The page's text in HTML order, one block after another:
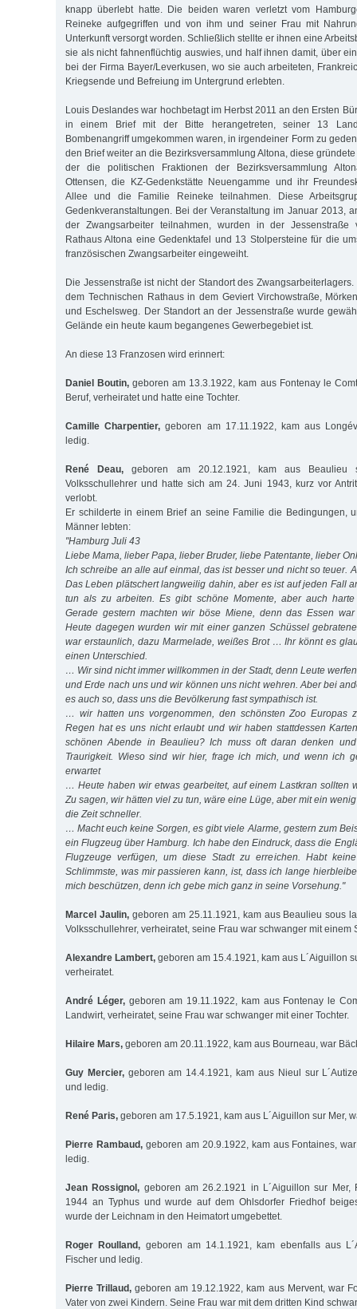
knapp überlebt hatte. Die beiden waren verletzt vom
Reineke aufgegriffen und von ihm und seiner Frau mit
Unterkunft versorgt worden. Schließlich stellte er ihnen eine
sie als nicht fahnenflüchtig auswies, und half ihnen damit, über
bei der Firma Bayer/Leverkusen, wo sie auch arbeiteten,
Kriegsende und Befreiung im Untergrund erlebten.
Louis Deslandes war hochbetagt im Herbst 2011 an den Ersten
in einem Brief mit der Bitte herangetreten, seiner 13
Bombenangriff umgekommen waren, in irgendeiner Form zu
den Brief weiter an die Bezirksversammlung Altona, diese
der die politischen Fraktionen der Bezirksversammlung
Ottensen, die KZ-Gedenkstätte Neuengamme und ihr
Allee und die Familie Reineke teilnahmen. Diese
Gedenkveranstaltungen. Bei der Veranstaltung im Januar 2013,
der Zwangsarbeiter teilnahmen, wurden in der Jessenstraße
Rathaus Altona eine Gedenktafel und 13 Stolpersteine für die
französischen Zwangsarbeiter eingeweiht.
Die Jessenstraße ist nicht der Standort des
dem Technischen Rathaus in dem Geviert Virchowstraße,
und Eschelsweg. Der Standort an der Jessenstraße wurde
Gelände ein heute kaum begangenes Gewerbegebiet ist.
An diese 13 Franzosen wird erinnert:
Daniel Boutin, geboren am 13.3.1922, kam aus Fontenay le
Beruf, verheiratet und hatte eine Tochter.
Camille Charpentier, geboren am 17.11.1922, kam aus
ledig.
René Deau, geboren am 20.12.1921, kam aus
Volksschullehrer und hatte sich am 24. Juni 1943, kurz vor
verlobt.
Er schilderte in einem Brief an seine Familie die Bedingungen,
Männer lebten:
"Hamburg Juli 43
Liebe Mama, lieber Papa, lieber Bruder, liebe Patentante, lieber
Ich schreibe an alle auf einmal, das ist besser und nicht so teuer.
Das Leben plätschert langweilig dahin, aber es ist auf jeden Fall
tun als zu arbeiten. Es gibt schöne Momente, aber auch harte
Gerade gestern machten wir böse Miene, denn das Essen
Heute dagegen wurden wir mit einer ganzen Schüssel
war erstaunlich, dazu Marmelade, weißes Brot … Ihr könnt es
einen Unterschied.
… Wir sind nicht immer willkommen in der Stadt, denn Leute
und Erde nach uns und wir können uns nicht wehren. Aber bei
es auch so, dass uns die Bevölkerung fast sympathisch ist.
… wir hatten uns vorgenommen, den schönsten Zoo Europas
Regen hat es uns nicht erlaubt und wir haben stattdessen
schönen Abende in Beaulieu? Ich muss oft daran denken
Traurigkeit. Wieso sind wir hier, frage ich mich, und wenn ich
erwartet
… Heute haben wir etwas gearbeitet, auf einem Lastkran sollten
Zu sagen, wir hätten viel zu tun, wäre eine Lüge, aber mit ein
die Zeit schneller.
… Macht euch keine Sorgen, es gibt viele Alarme, gestern zum
ein Flugzeug über Hamburg. Ich habe den Eindruck, dass die
Flugzeuge verfügen, um diese Stadt zu erreichen. Habt
Schlimmste, was mir passieren kann, ist, dass ich lange
mich beschützen, denn ich gebe mich ganz in seine Vorsehung."
Marcel Jaulin,geboren am 25.11.1921, kam aus Beaulieu sous
Volksschullehrer, verheiratet, seine Frau war schwanger mit einem
Alexandre Lambert, geboren am 15.4.1921, kam aus L´Aiguillon
verheiratet.
André Léger,geboren am 19.11.1922, kam aus Fontenay le
Landwirt, verheiratet, seine Frau war schwanger mit einer Tochter.
Hilaire Mars, geboren am 20.11.1922, kam aus Bourneau, war
Guy Mercier,geboren am 14.4.1921, kam aus Nieul sur
und ledig.
René Paris, geboren am 17.5.1921, kam aus L´Aiguillon sur Mer,
Pierre Rambaud,geboren am 20.9.1922, kam aus Fontaines,
ledig.
Jean Rossignol, geboren am 26.2.1921 in L´Aiguillon sur Mer,
1944 an Typhus und wurde auf dem Ohlsdorfer Friedhof
wurde der Leichnam in den Heimatort umgebettet.
Roger Roulland, geboren am 14.1.1921, kam ebenfalls aus
Fischer und ledig.
Pierre Trillaud, geboren am 19.12.1922, kam aus Mervent, war
Vater von zwei Kindern. Seine Frau war mit dem dritten Kind